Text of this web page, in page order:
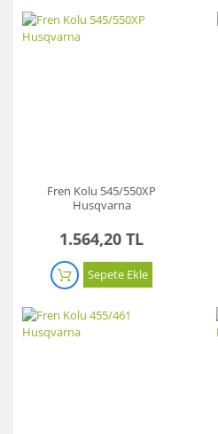
Fren Kolu 545/550XP
Husqvarna
1.564,20 TL
Sepete Ekle